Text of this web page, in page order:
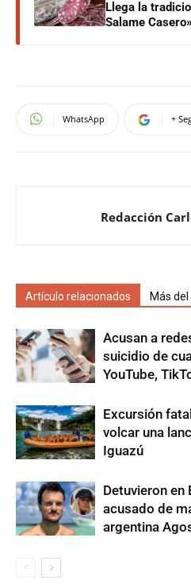
Llega la
Salame
WhatsApp +
Redacción
Artículo relacionados Más
Acusan a
suicidio de
YouTube,
Excursión
volcar una
Iguazú
Detuvieron en
acusado de
argentina